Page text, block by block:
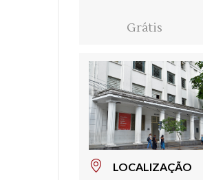
Grátis
LOCALIZAÇÃO